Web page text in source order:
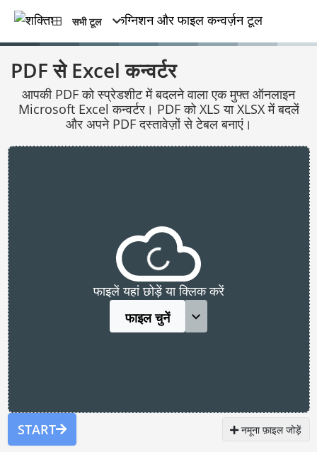
सभी टूल
PDF से Excel कन्वर्टर
आपकी PDF को स्प्रेडशीट में बदलने वाला एक मुफ्त ऑनलाइन
Microsoft Excel कन्वर्टर। PDF को XLS या XLSX में बदलें
और अपने PDF दस्तावेज़ों से टेबल बनाएं।
फाइलें यहां छोड़ें या क्लिक करें
फाइल चुनें
START नमूना फ़ाइल जोड़ें